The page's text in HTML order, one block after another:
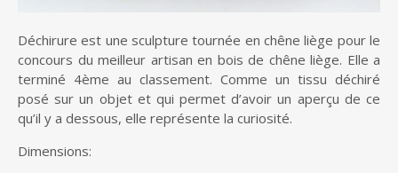
Déchirure est une sculpture tournée en chêne liège pour le
concours du meilleur artisan en bois de chêne liège. Elle a
terminé 4ème au classement. Comme un tissu déchiré
posé sur un objet et qui permet d’avoir un aperçu de ce
qu’il y a dessous, elle représente la curiosité.
Dimensions: